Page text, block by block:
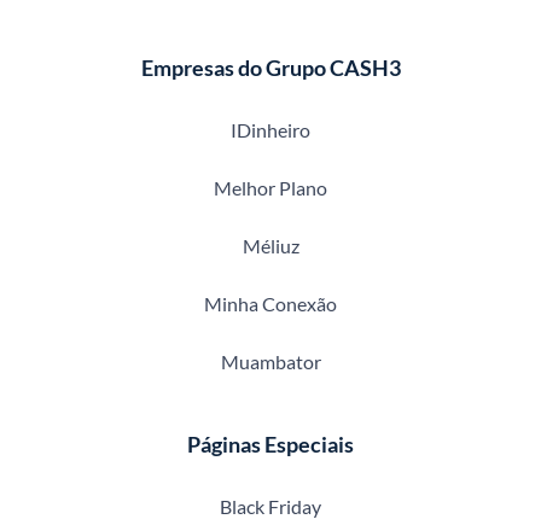
Empresas do Grupo CASH3
IDinheiro
Melhor Plano
Méliuz
Minha Conexão
Muambator
Páginas Especiais
Black Friday